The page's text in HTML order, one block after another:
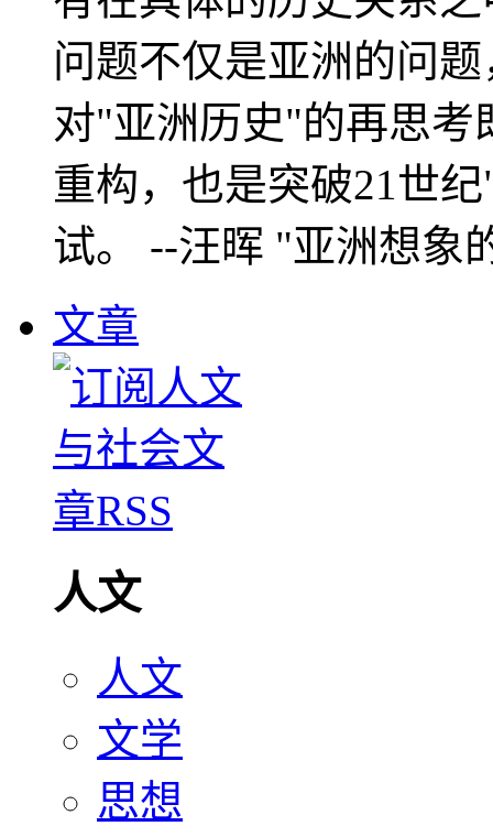
问题不仅是亚洲的问
对"亚洲历史"的再思考
重构，也是突破21世
试。 --汪晖 "亚洲想象
文章
人文
人文
文学
思想